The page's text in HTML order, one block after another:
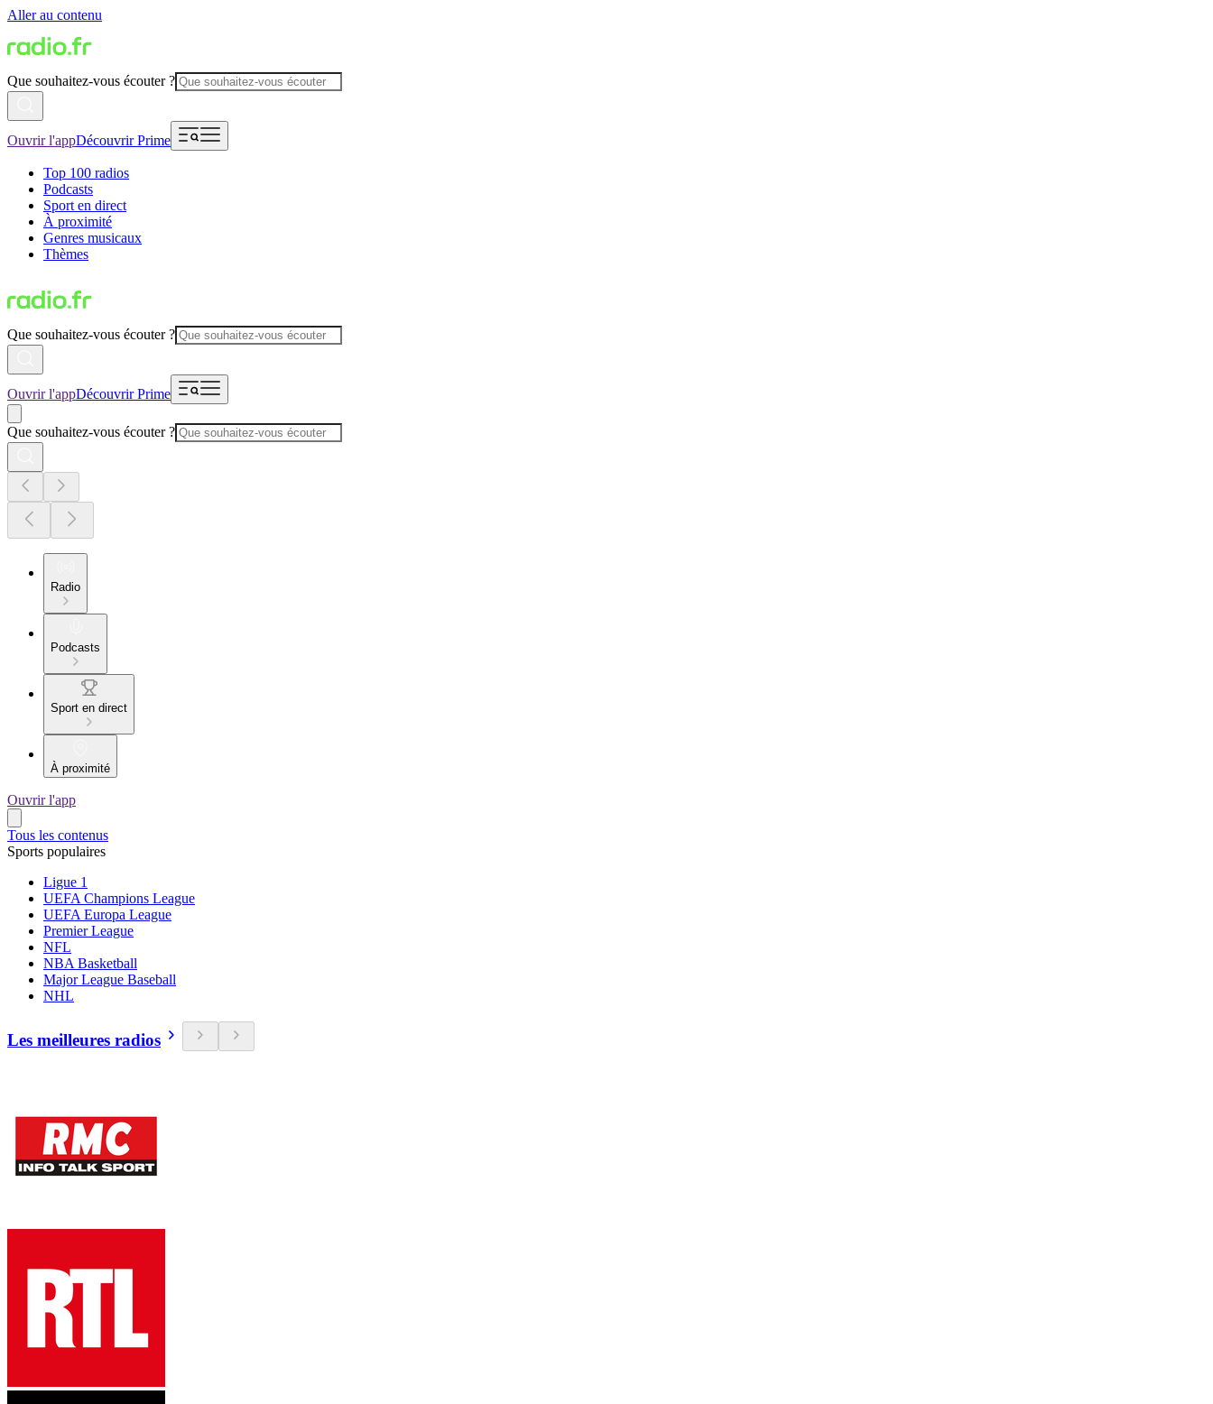
Aller au contenu
Que souhaitez-vous écouter ?
Ouvrir l'appDécouvrir Prime
Top 100 radios
Podcasts
Sport en direct
À proximité
Genres musicaux
Thèmes
Que souhaitez-vous écouter ?
Ouvrir l'appDécouvrir Prime
Que souhaitez-vous écouter ?
Radio
Podcasts
Sport en direct
À proximité
Ouvrir l'app
Tous les contenus
Sports populaires
Ligue 1
UEFA Champions League
UEFA Europa League
Premier League
NFL
NBA Basketball
Major League Baseball
NHL
Les meilleures radios